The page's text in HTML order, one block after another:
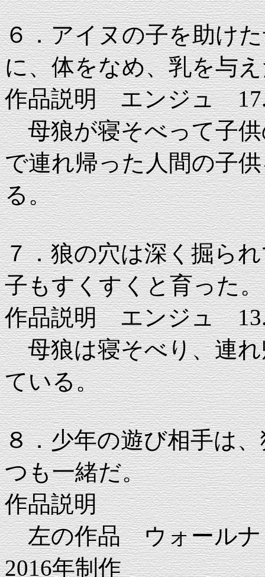
６．アイヌの子を助け
に、体をなめ、乳を与
作品説明 エンジュ
母狼が寝そべって子供
で連れ帰った人間の子
る。
７．狼の穴は深く掘ら
子もすくすくと育った。
作品説明 エンジュ
母狼は寝そべり、連れ
ている。
８．少年の遊び相手は
つも一緒だ。
作品説明
左の作品 ウォール
2016年制作